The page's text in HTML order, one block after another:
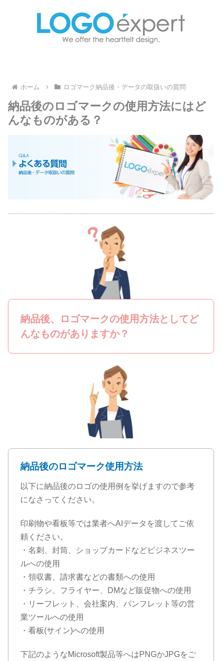
ホーム ロゴマーク納品後・データの取扱いの質問
納品後のロゴマークの使用方法にはど
んなものがある？
納品後、ロゴマークの使用方法としてど
んなものがありますか？
納品後のロゴマーク使用方法
以下に納品後のロゴの使用例を挙げますので参考
になさってください。
印刷物や看板等では業者へAIデータを渡してご依
頼ください。
・名刺、封筒、ショップカードなどビジネスツー
ルへの使用
・領収書、請求書などの書類への使用
・チラシ、フライヤー、DMなど販促物への使用
・リーフレット、会社案内、パンフレット等の営
業ツールへの使用
・看板(サイン)への使用
下記のようなMicrosoft製品等へはPNGかJPGをご